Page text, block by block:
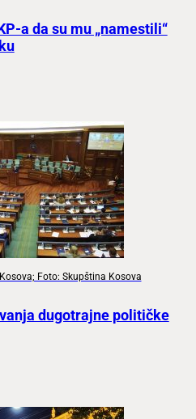
a da su mu „namestili“
Foto: Skupština Kosova
dugotrajne političke